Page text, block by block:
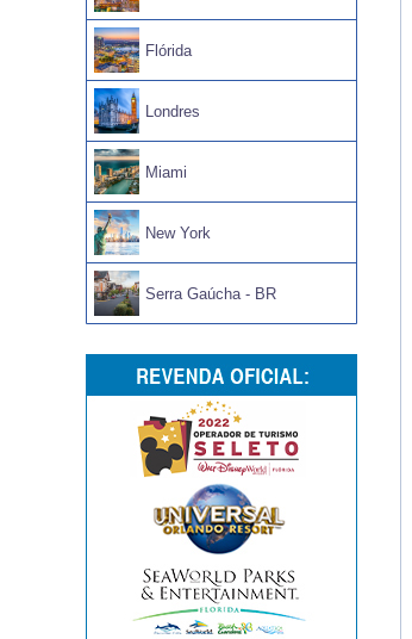
Flórida
Londres
Miami
New York
Serra Gaúcha - BR